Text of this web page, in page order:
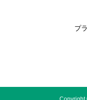
プ